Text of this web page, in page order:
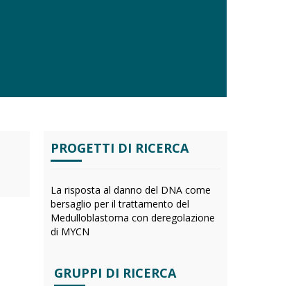
PROGETTI DI RICERCA
La risposta al danno del DNA come
bersaglio per il trattamento del
Medulloblastoma con deregolazione
di MYCN
GRUPPI DI RICERCA